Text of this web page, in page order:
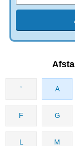
' A
F G
L M